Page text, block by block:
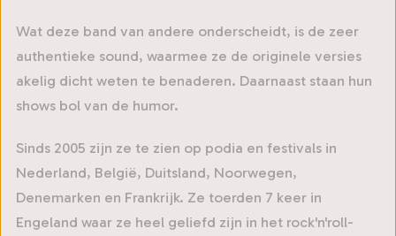
Wat deze band van andere onderscheidt, is de zeer
authentieke sound, waarmee ze de originele versies
akelig dicht weten te benaderen. Daarnaast staan hun
shows bol van de humor.
Sinds 2005 zijn ze te zien op podia en festivals in
Nederland, België, Duitsland, Noorwegen,
Denemarken en Frankrijk. Ze toerden 7 keer in
Engeland waar ze heel geliefd zijn in het rock'n'roll-